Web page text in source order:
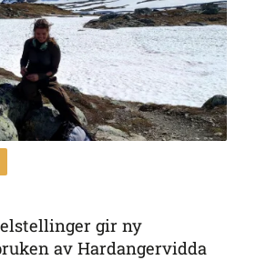
gir ny
av Hardangervidda